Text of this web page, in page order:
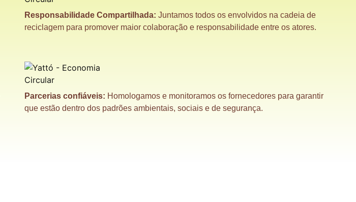
Responsabilidade Compartilhada: Juntamos todos os envolvidos na cadeia de
reciclagem para promover maior colaboração e responsabilidade entre os atores.
Parcerias confiáveis: Homologamos e monitoramos os fornecedores para garantir
que estão dentro dos padrões ambientais, sociais e de segurança.